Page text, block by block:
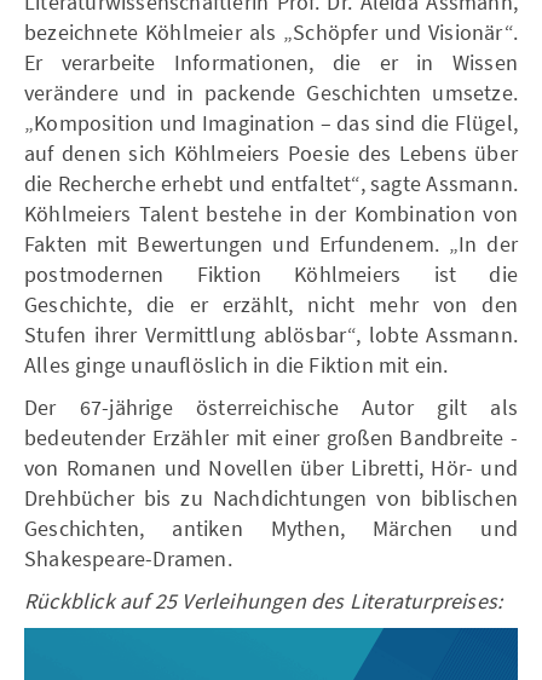
bezeichnete Köhlmeier als „Schöpfer und Visionär“.
Er verarbeite Informationen, die er in Wissen
verändere und in packende Geschichten umsetze.
„Komposition und Imagination – das sind die Flügel,
auf denen sich Köhlmeiers Poesie des Lebens über
die Recherche erhebt und entfaltet“, sagte Assmann.
Köhlmeiers Talent bestehe in der Kombination von
Fakten mit Bewertungen und Erfundenem. „In der
postmodernen Fiktion Köhlmeiers ist die
Geschichte, die er erzählt, nicht mehr von den
Stufen ihrer Vermittlung ablösbar“, lobte Assmann.
Alles ginge unauflöslich in die Fiktion mit ein.
Der 67-jährige österreichische Autor gilt als
bedeutender Erzähler mit einer großen Bandbreite -
von Romanen und Novellen über Libretti, Hör- und
Drehbücher bis zu Nachdichtungen von biblischen
Geschichten, antiken Mythen, Märchen und
Shakespeare-Dramen.
Rückblick auf 25 Verleihungen des Literaturpreises: